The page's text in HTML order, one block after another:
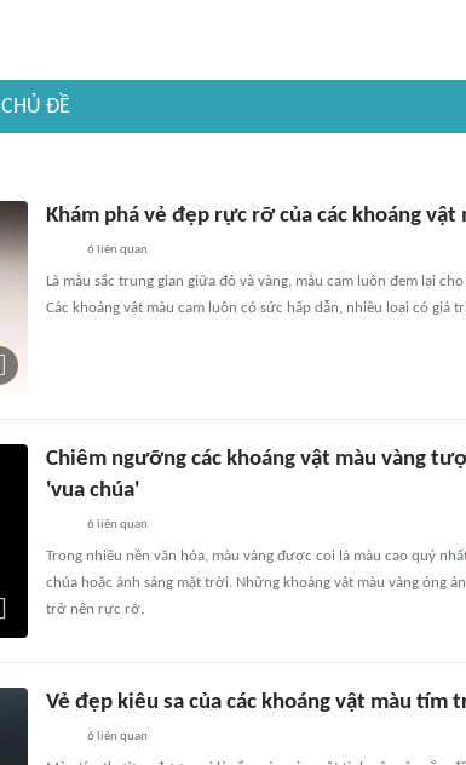
CHỦ ĐỀ
Khám phá vẻ đẹp rực rỡ của các khoáng vật
6 liên quan
Là màu sắc trung gian giữa đỏ và vàng, màu cam luôn đem lại
Các khoáng vật màu cam luôn có sức hấp dẫn, nhiều loại có giá
Chiêm ngưỡng các khoáng vật màu vàng
'vua chúa'
6 liên quan
Trong nhiều nền văn hóa, màu vàng được coi là màu cao quý
chúa hoặc ánh sáng mặt trời. Những khoáng vật màu vàng óng
trở nên rực rỡ.
Vẻ đẹp kiêu sa của các khoáng vật màu tím
6 liên quan